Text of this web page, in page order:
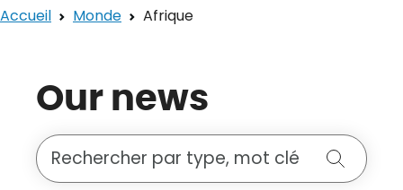
Accueil Monde Afrique
Our news
Rechercher une publication